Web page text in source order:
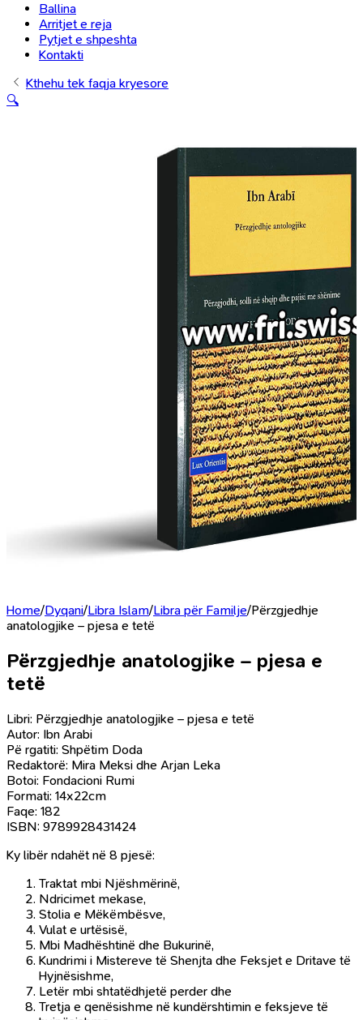
Ballina
Arritjet e reja
Pytjet e shpeshta
Kontakti
Kthehu tek faqja kryesore
🔍
Home/Dyqani/Libra Islam/Libra për Familje/Përzgjedhje
anatologjike – pjesa e tetë
Përzgjedhje anatologjike – pjesa e
tetë
Libri: Përzgjedhje anatologjike – pjesa e tetë
Autor: Ibn Arabi
Pë rgatiti: Shpëtim Doda
Redaktorë: Mira Meksi dhe Arjan Leka
Botoi: Fondacioni Rumi
Formati: 14x22cm
Faqe: 182
ISBN: 9789928431424
Ky libër ndahët në 8 pjesë:
Traktat mbi Njëshmërinë,
Ndricimet mekase,
Stolia e Mëkëmbësve,
Vulat e urtësisë,
Mbi Madhështinë dhe Bukurinë,
Kundrimi i Mistereve të Shenjta dhe Feksjet e Dritave të
Hyjnësishme,
Letër mbi shtatëdhjetë perder dhe
Tretja e qenësishme në kundërshtimin e feksjeve të